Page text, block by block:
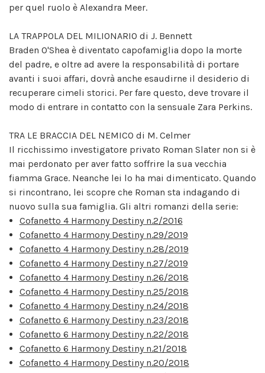
per quel ruolo è Alexandra Meer.
LA TRAPPOLA DEL MILIONARIO di J. Bennett
Braden O'Shea è diventato capofamiglia dopo la morte
del padre, e oltre ad avere la responsabilità di portare
avanti i suoi affari, dovrà anche esaudirne il desiderio di
recuperare cimeli storici. Per fare questo, deve trovare il
modo di entrare in contatto con la sensuale Zara Perkins.
TRA LE BRACCIA DEL NEMICO di M. Celmer
Il ricchissimo investigatore privato Roman Slater non si è
mai perdonato per aver fatto soffrire la sua vecchia
fiamma Grace. Neanche lei lo ha mai dimenticato. Quando
si rincontrano, lei scopre che Roman sta indagando di
nuovo sulla sua famiglia. Gli altri romanzi della serie:
Cofanetto 4 Harmony Destiny n.2/2016
Cofanetto 4 Harmony Destiny n.29/2019
Cofanetto 4 Harmony Destiny n.28/2019
Cofanetto 4 Harmony Destiny n.27/2019
Cofanetto 4 Harmony Destiny n.26/2018
Cofanetto 4 Harmony Destiny n.25/2018
Cofanetto 4 Harmony Destiny n.24/2018
Cofanetto 6 Harmony Destiny n.23/2018
Cofanetto 6 Harmony Destiny n.22/2018
Cofanetto 6 Harmony Destiny n.21/2018
Cofanetto 4 Harmony Destiny n.20/2018